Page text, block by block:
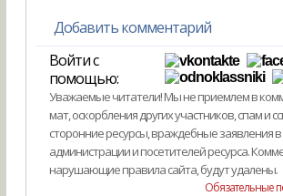
Добавить комментарий
Войти с
помощью:
Уважаемые читатели! Мы не приемлем в
мат, оскорбления других участников, спам и
сторонние ресурсы, враждебные заявления в
администрации и посетителей ресурса.
нарушающие правила сайта, будут удалены.
Обязательные